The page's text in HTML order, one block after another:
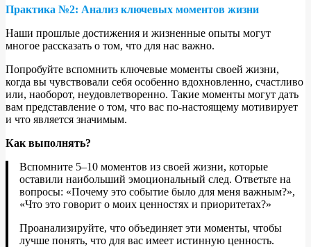
Практика №2: Анализ ключевых моментов жизни
Наши прошлые достижения и жизненные опыты могут
многое рассказать о том, что для нас важно.
Попробуйте вспомнить ключевые моменты своей жизни,
когда вы чувствовали себя особенно вдохновленно, счастливо
или, наоборот, неудовлетворенно. Такие моменты могут дать
вам представление о том, что вас по-настоящему мотивирует
и что является значимым.
Как выполнять?
Вспомните 5–10 моментов из своей жизни, которые
оставили наибольший эмоциональный след. Ответьте на
вопросы: «Почему это событие было для меня важным?»,
«Что это говорит о моих ценностях и приоритетах?»
Проанализируйте, что объединяет эти моменты, чтобы
лучше понять, что для вас имеет истинную ценность.